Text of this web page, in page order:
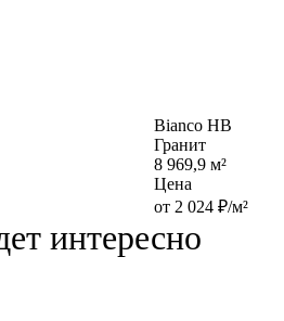
Bianco HB
Гранит
8 969,9 м²
Цена
от 2 024 ₽/м²
интересно